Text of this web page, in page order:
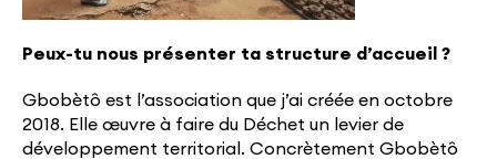
Peux-tu nous présenter ta structure d’accueil ?
Gbobètô est l’association que j’ai créée en octobre
2018. Elle œuvre à faire du Déchet un levier de
développement territorial. Concrètement Gbobètô